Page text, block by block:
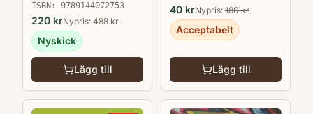
ISBN: 9789144072753
220 krNypris: 488kr
Nyskick
Lägg till
40 krNypris: 180kr
Acceptabelt
Lägg till